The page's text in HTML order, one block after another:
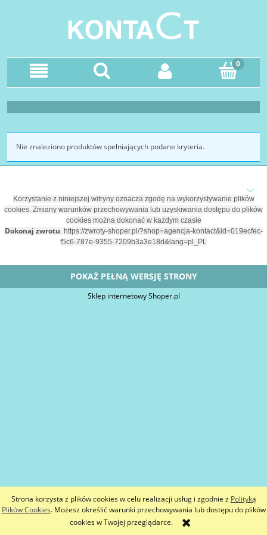
Strona korzysta z plików cookies w celu realizacji usług i zgodnie z Polityką
Plików Cookies. Możesz określić warunki przechowywania lub dostępu do plików
cookies w Twojej przeglądarce.
Nie znaleziono produktów spełniających podane kryteria.
Korzystanie z niniejszej witryny oznacza zgodę na wykorzystywanie plików
cookies. Zmiany warunków przechowywania lub uzyskiwania dostępu do plików
cookies można dokonać w każdym czasie
Dokonaj zwrotu. https://zwroty-shoper.pl/?shop=agencja-kontact&id=019ecfec-
f5c6-787e-9355-7209b3a3e18d&lang=pl_PL
POKAŻ PEŁNĄ WERSJĘ STRONY
Sklep internetowy Shoper.pl